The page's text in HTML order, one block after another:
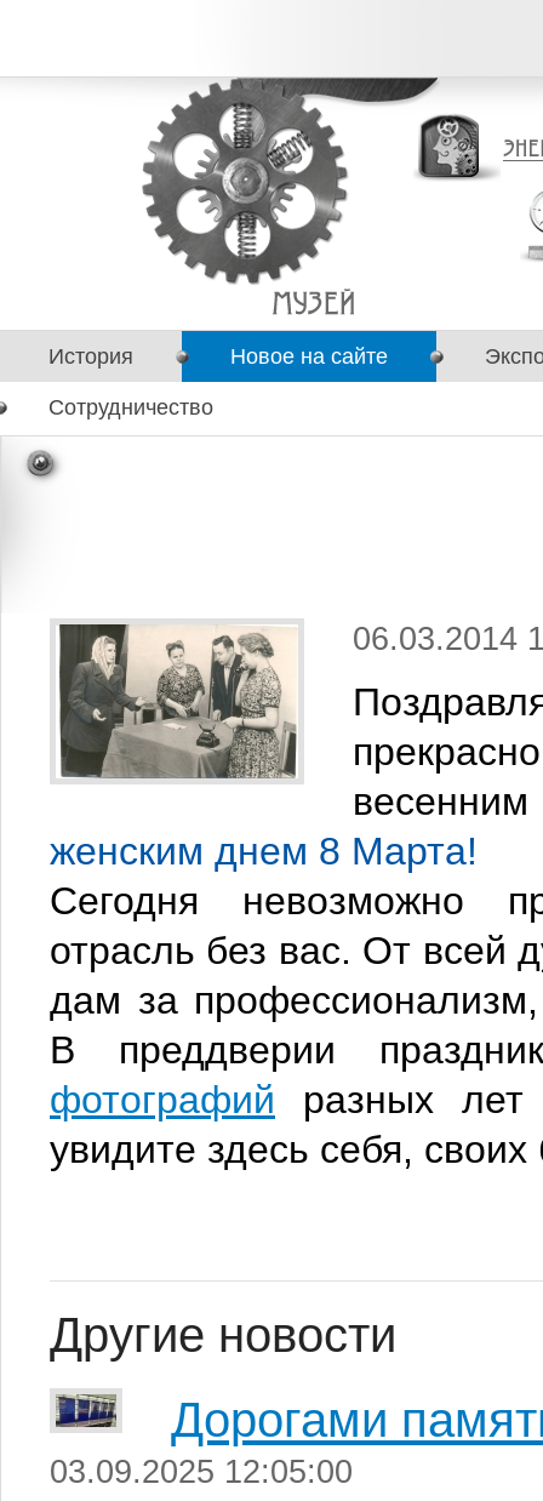
История Новое на сайте
Сотрудничество
06.03.2014
женским днем 8 Марта!
Сегодня невозможно
отрасль без вас. От всей
дам за
В преддверии
фотографий разных
увидите здесь себя, своих
Другие новости
Дорогами
03.09.2025 12:05:00